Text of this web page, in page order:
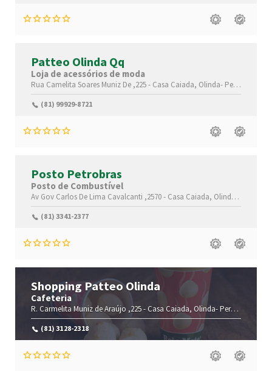
Patteo Olinda Qq
Loja de acessórios de moda
Rua Camelita Soares Muniz De ,225 - Casa Caiada, Olinda- Pernambuco(PE)
(81) 99929-8721
Posto Petrobras
Posto de Combustível
Av Gov Carlos De Lima Cavalcanti ,2570 - Casa Caiada, Olinda-
(81) 3341-2377
Shopping Patteo Olinda
Cafeteria
R. Carmelita Muniz de Araújo ,225 -Casa Caiada, Olinda-Pernambuco(PE)
(81) 3128-2318